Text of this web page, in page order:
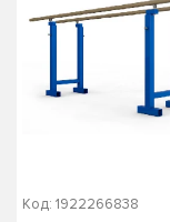
Код: 1922266838